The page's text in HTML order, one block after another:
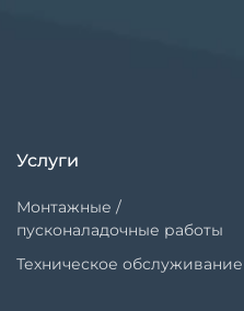
Услуги
Монтажные /
пусконаладочные работы
Техническое обслуживание